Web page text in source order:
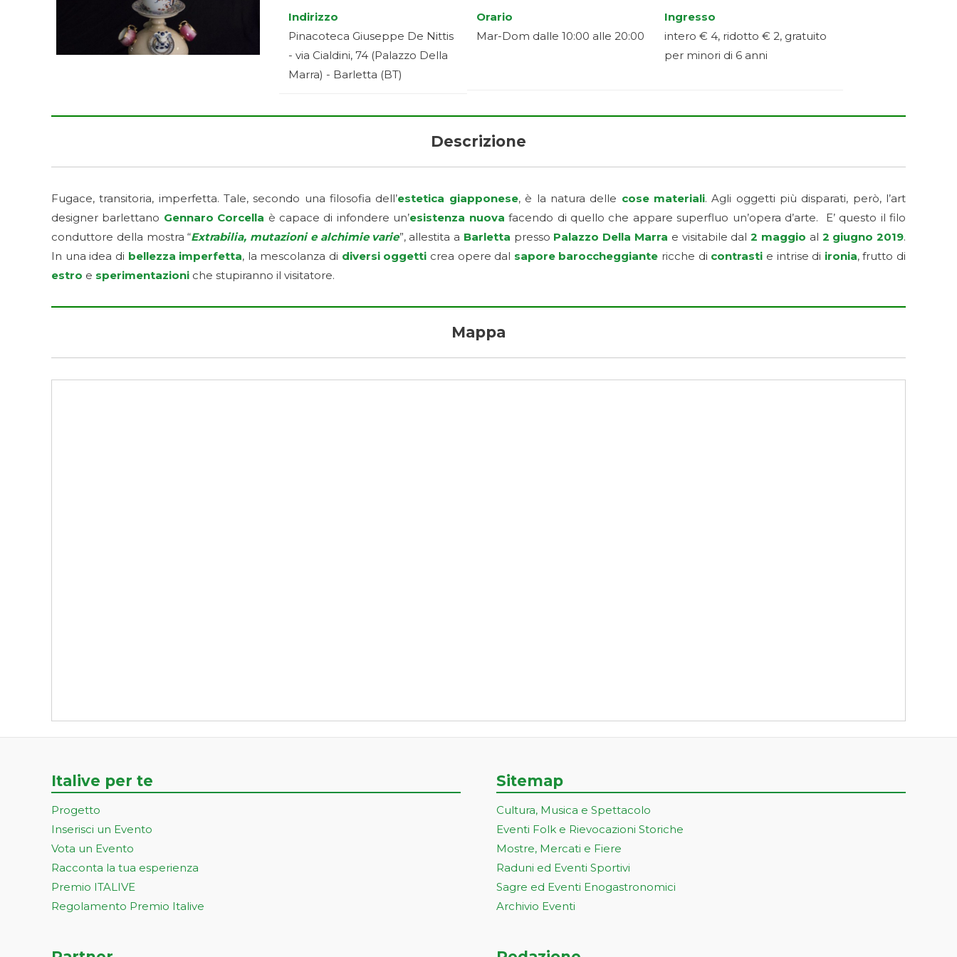
Indirizzo
Pinacoteca Giuseppe De Nittis
- via Cialdini, 74 (Palazzo Della
Marra) - Barletta (BT)
Orario
Mar-Dom dalle 10:00 alle 20:00
Ingresso
intero € 4, ridotto € 2, gratuito
per minori di 6 anni
Descrizione
Fugace, transitoria, imperfetta. Tale, secondo una filosofia dell’estetica giapponese, è la natura delle cose materiali. Agli oggetti più disparati, però, l’art
designer barlettano Gennaro Corcella è capace di infondere un’esistenza nuova facendo di quello che appare superfluo un’opera d’arte. E’ questo il filo
conduttore della mostra “Extrabilia, mutazioni e alchimie varie”, allestita a Barletta presso Palazzo Della Marra e visitabile dal2 maggio al 2 giugno 2019.
In una idea di bellezza imperfetta, la mescolanza di diversi oggetti crea opere dal sapore baroccheggiante ricche di contrasti e intrise di ironia, frutto di
estro e sperimentazioni che stupiranno il visitatore.
Mappa
Italive per te
Progetto
Inserisci un Evento
Vota un Evento
Racconta la tua esperienza
Premio ITALIVE
Regolamento Premio Italive
Sitemap
Cultura, Musica e Spettacolo
Eventi Folk e Rievocazioni Storiche
Mostre, Mercati e Fiere
Raduni ed Eventi Sportivi
Sagre ed Eventi Enogastronomici
Archivio Eventi